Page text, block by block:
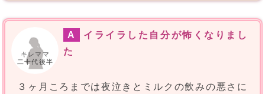
キレママ
二十代後半
A
イライラした自分が怖くなりまし
た
３ヶ月ころまでは夜泣きとミルクの飲みの悪さに